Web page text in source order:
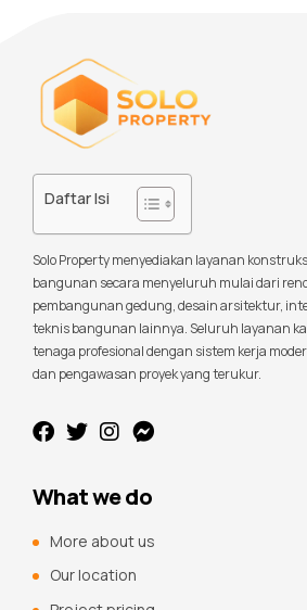
Daftar Isi
Solo Property menyediakan layanan
bangunan secara menyeluruh mulai dari
pembangunan gedung, desain arsitektur,
teknis bangunan lainnya. Seluruh layanan
tenaga profesional dengan sistem kerja
dan pengawasan proyek yang terukur.
What we do
More about us
Our location